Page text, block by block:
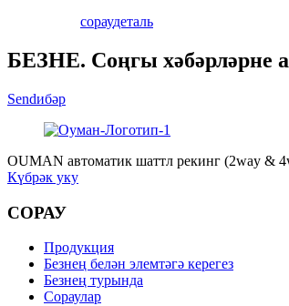
сораудеталь
БЕЗНЕ. Соңгы хәбәрләрне
Sendибәр
OUMAN автоматик шаттл рекинг (2way &
Күбрәк уку
СОРАУ
Продукция
Безнең белән элемтәгә керегез
Безнең турында
Сораулар